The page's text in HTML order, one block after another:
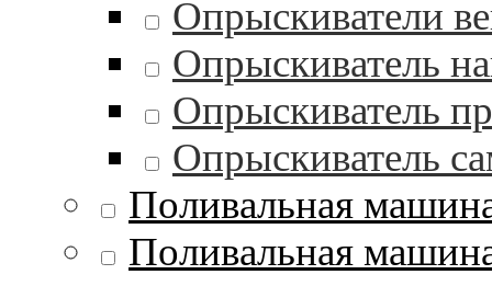
Опрыскиватели
Опрыскиватель
Опрыскиватель
Опрыскиватель
Поливальная
Поливальная